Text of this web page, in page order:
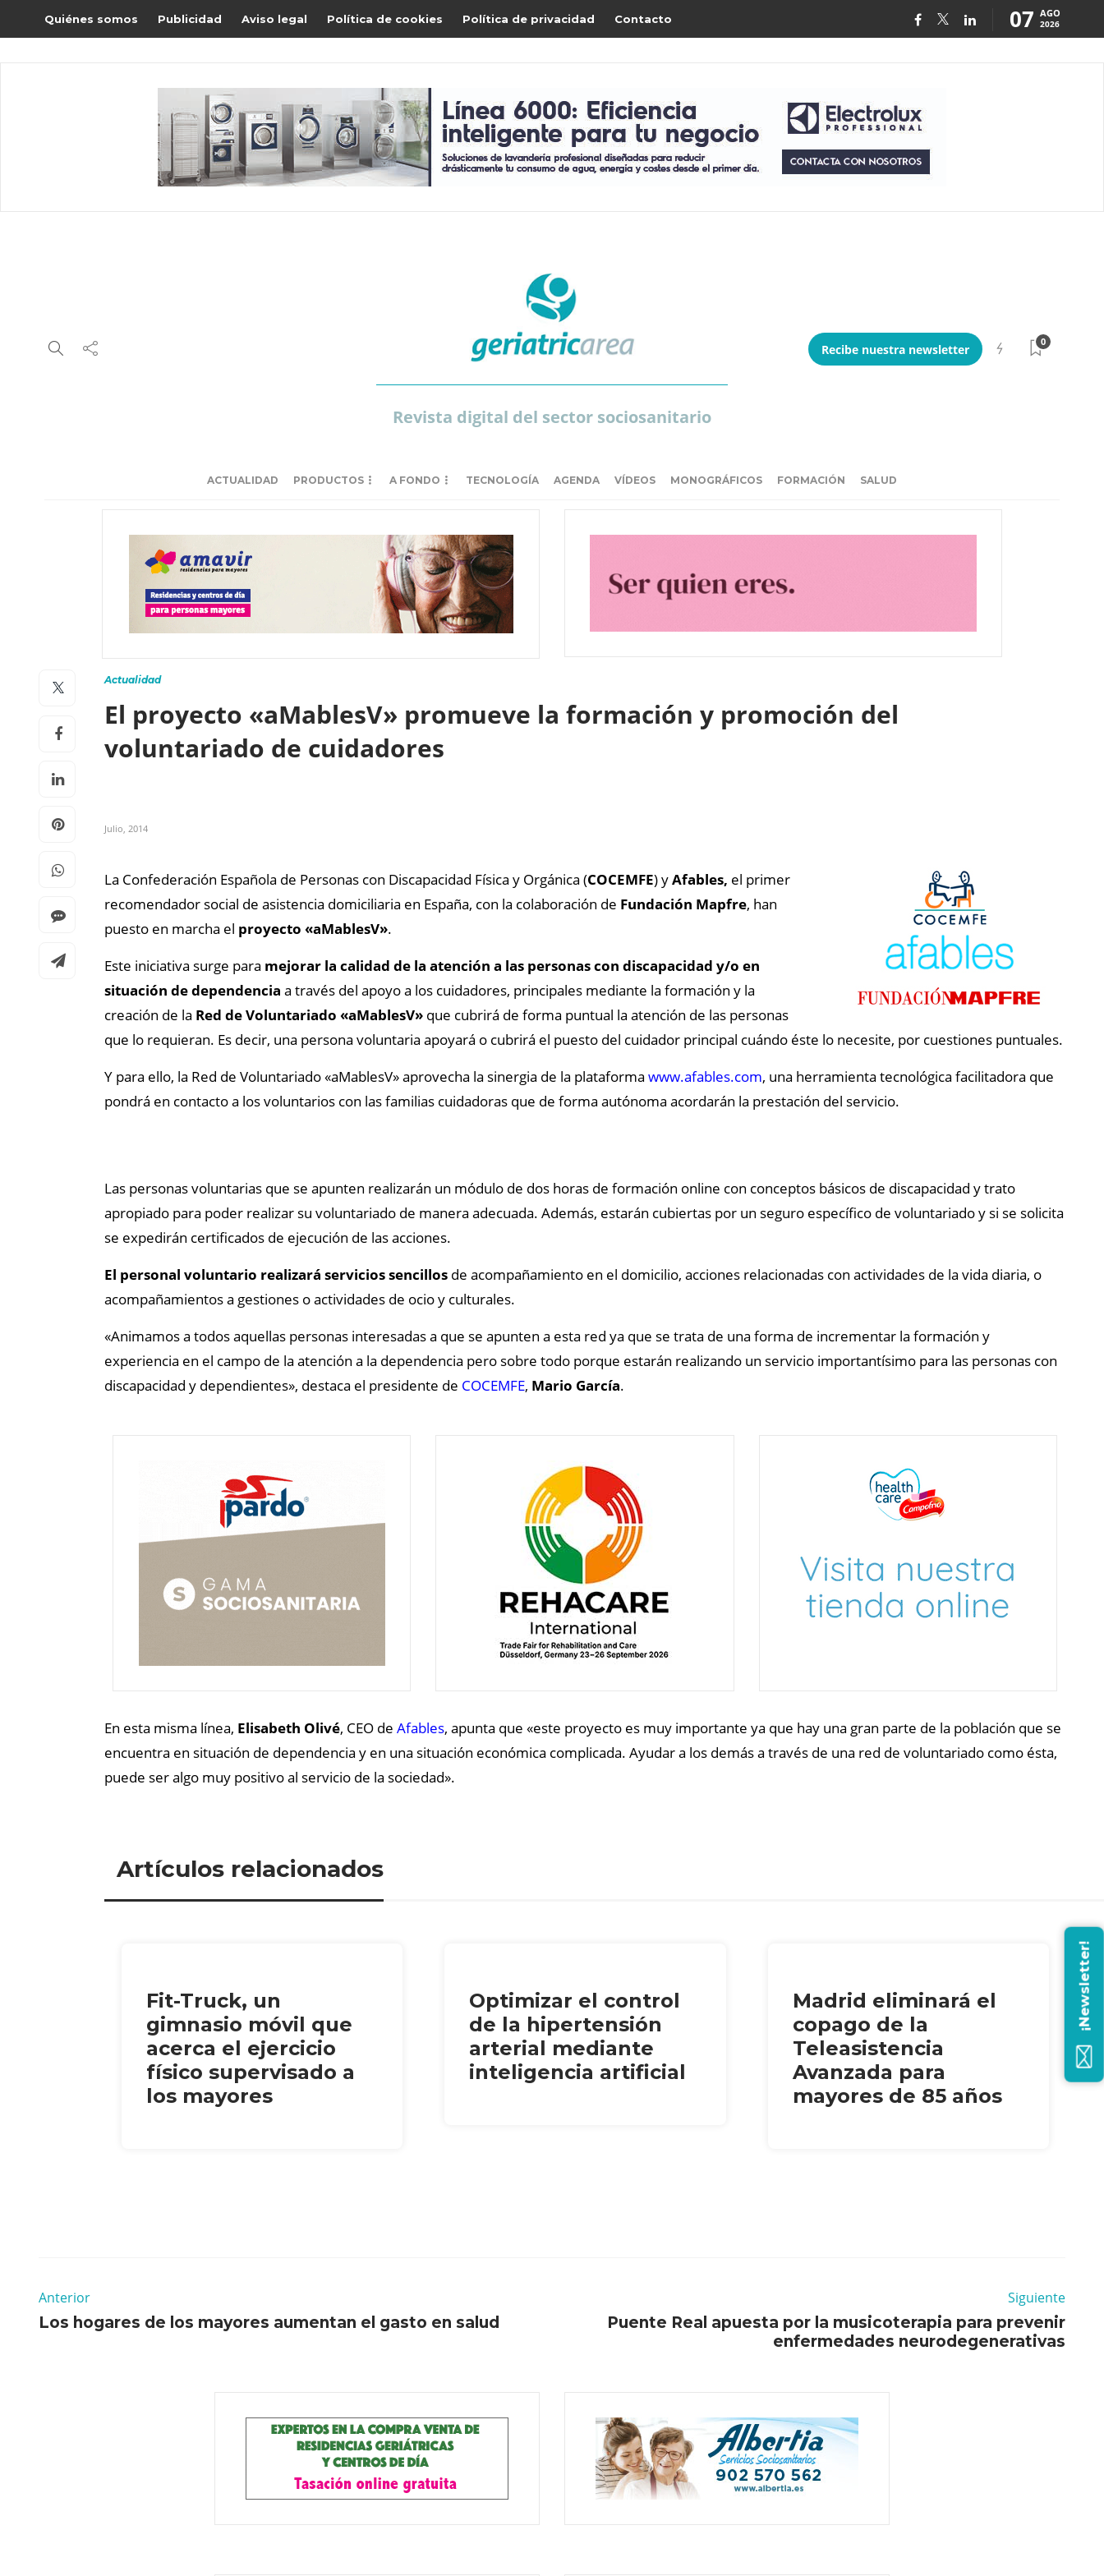
Quiénes somos Publicidad Aviso legal Política de cookies Política de privacidad Contacto 07 AGO
2026
Revista digital del sector sociosanitario
Recibe nuestra newsletter
0
ACTUALIDAD PRODUCTOS A FONDO TECNOLOGÍA AGENDA VÍDEOS MONOGRÁFICOS FORMACIÓN SALUD
Actualidad
El proyecto «aMablesV» promueve la formación y promoción del
voluntariado de cuidadores
Julio, 2014
La Confederación Española de Personas con Discapacidad Física y Orgánica (COCEMFE) yAfables, el primer
recomendador social de asistencia domiciliaria en España, con la colaboración de Fundación Mapfre, han
puesto en marcha el proyecto «aMablesV».
Este iniciativa surge para mejorar la calidad de la atención a las personas con discapacidad y/o en
situación de dependencia a través del apoyo a los cuidadores, principales mediante la formación y la
creación de la Red de Voluntariado «aMablesV» que cubrirá de forma puntual la atención de las personas
que lo requieran. Es decir, una persona voluntaria apoyará o cubrirá el puesto del cuidador principal cuándo éste lo necesite, por cuestiones puntuales.
Y para ello, la Red de Voluntariado «aMablesV» aprovecha la sinergia de la plataforma www.afables.com, una herramienta tecnológica facilitadora que
pondrá en contacto a los voluntarios con las familias cuidadoras que de forma autónoma acordarán la prestación del servicio.
Las personas voluntarias que se apunten realizarán un módulo de dos horas de formación online con conceptos básicos de discapacidad y trato
apropiado para poder realizar su voluntariado de manera adecuada. Además, estarán cubiertas por un seguro específico de voluntariado y si se solicita
se expedirán certificados de ejecución de las acciones.
El personal voluntario realizará servicios sencillos de acompañamiento en el domicilio, acciones relacionadas con actividades de la vida diaria, o
acompañamientos a gestiones o actividades de ocio y culturales.
«Animamos a todos aquellas personas interesadas a que se apunten a esta red ya que se trata de una forma de incrementar la formación y
experiencia en el campo de la atención a la dependencia pero sobre todo porque estarán realizando un servicio importantísimo para las personas con
discapacidad y dependientes», destaca el presidente de COCEMFE, Mario García.
En esta misma línea, Elisabeth Olivé, CEO de Afables, apunta que «este proyecto es muy importante ya que hay una gran parte de la población que se
encuentra en situación de dependencia y en una situación económica complicada. Ayudar a los demás a través de una red de voluntariado como ésta,
puede ser algo muy positivo al servicio de la sociedad».
Artículos relacionados
Fit-Truck, un
gimnasio móvil que
acerca el ejercicio
físico supervisado a
los mayores
Optimizar el control
de la hipertensión
arterial mediante
inteligencia artificial
Madrid eliminará el
copago de la
Teleasistencia
Avanzada para
mayores de 85 años
Anterior
Los hogares de los mayores aumentan el gasto en salud
Siguiente
Puente Real apuesta por la musicoterapia para prevenir
enfermedades neurodegenerativas
¡Newsletter!